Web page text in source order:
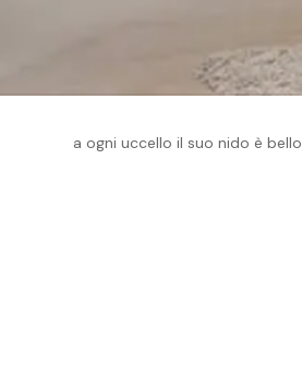
a ogni uccello il suo nido è bello